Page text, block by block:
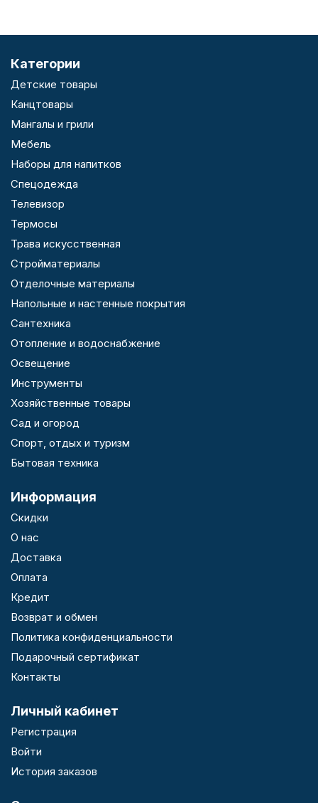
Категории
Детские товары
Канцтовары
Мангалы и грили
Мебель
Наборы для напитков
Спецодежда
Телевизор
Термосы
Трава искусственная
Стройматериалы
Отделочные материалы
Напольные и настенные покрытия
Сантехника
Отопление и водоснабжение
Освещение
Инструменты
Хозяйственные товары
Сад и огород
Спорт, отдых и туризм
Бытовая техника
Информация
Скидки
О нас
Доставка
Оплата
Кредит
Возврат и обмен
Политика конфиденциальности
Подарочный сертификат
Контакты
Личный кабинет
Регистрация
Войти
История заказов